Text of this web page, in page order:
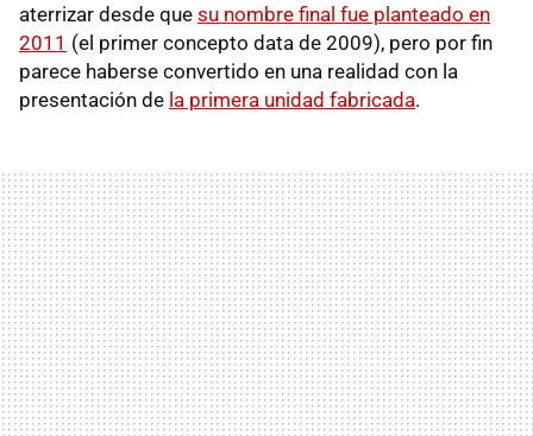
aterrizar desde que su nombre final fue planteado en
2011 (el primer concepto data de 2009), pero por fin
parece haberse convertido en una realidad con la
presentación de la primera unidad fabricada.